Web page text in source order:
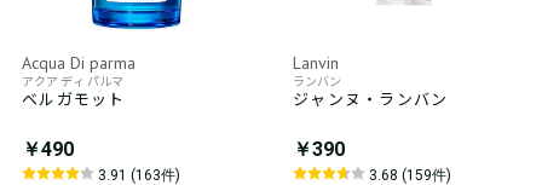
Acqua Di parma
アクア ディ パルマ
ベルガモット
￥490
3.91 (163件)
Lanvin
ランバン
ジャンヌ・ランバン
￥390
3.68 (159件)